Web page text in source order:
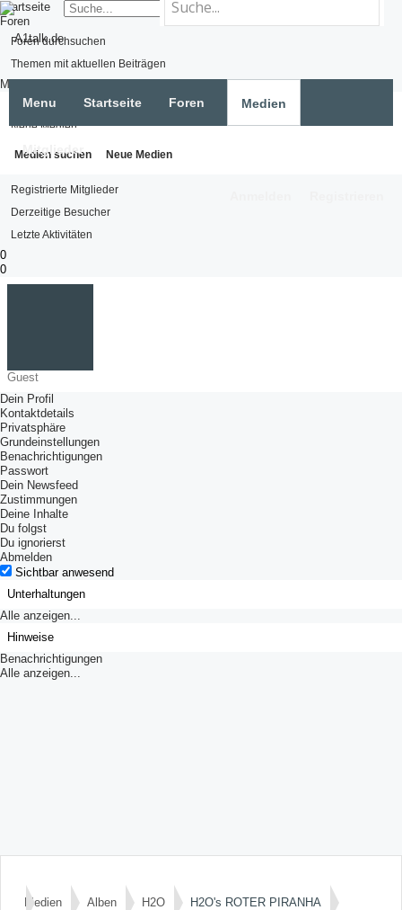
Startseite
Foren
Foren durchsuchen
Themen mit aktuellen Beiträgen
Medien
Medien suchen
Neue Medien
Mitglieder
Registrierte Mitglieder
Derzeitige Besucher
Letzte Aktivitäten
0
0
Guest
Dein Profil
Kontaktdetails
Privatsphäre
Grundeinstellungen
Benachrichtigungen
Passwort
Dein Newsfeed
Zustimmungen
Deine Inhalte
Du folgst
Du ignorierst
Abmelden
Sichtbar anwesend
Unterhaltungen
Alle anzeigen...
Hinweise
Benachrichtigungen
Alle anzeigen...
Menu Startseite Foren Medien
Medien suchen Neue Medien
Mitglieder
Medien Alben H2O H2O's ROTER PIRANHA